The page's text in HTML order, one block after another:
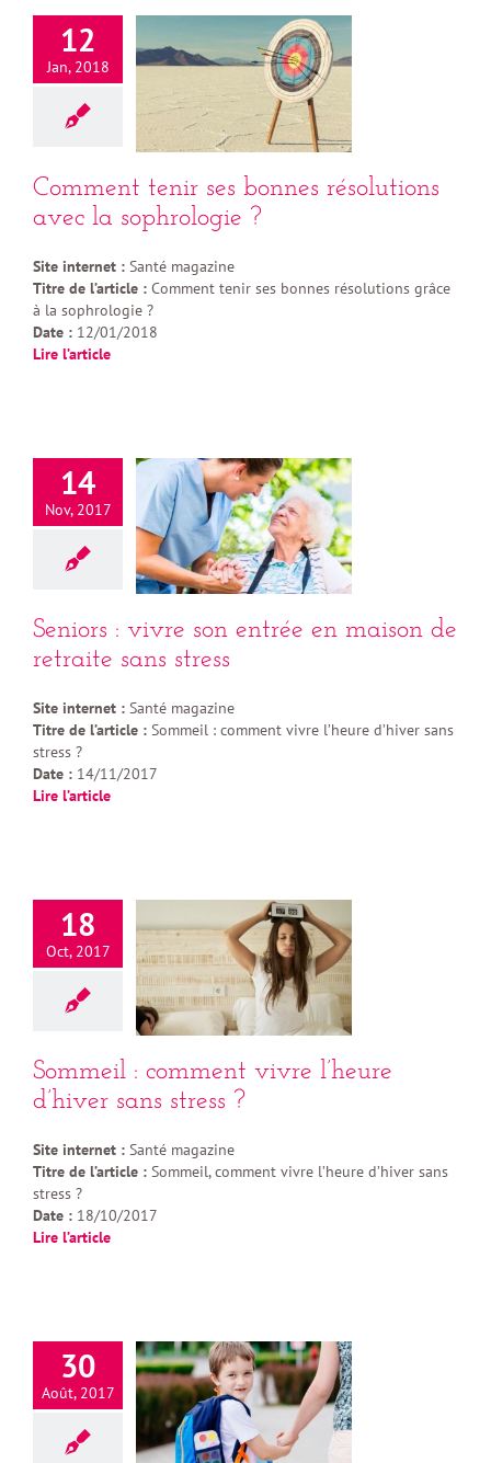
12
Jan, 2018
Comment tenir ses bonnes résolutions
avec la sophrologie ?
Site internet : Santé magazine
Titre de l’article : Comment tenir ses bonnes résolutions grâce
à la sophrologie ?
Date : 12/01/2018
Lire l’article
14
Nov, 2017
Seniors : vivre son entrée en maison de
retraite sans stress
Site internet : Santé magazine
Titre de l’article : Sommeil : comment vivre l’heure d’hiver sans
stress ?
Date : 14/11/2017
Lire l’article
18
Oct, 2017
Sommeil : comment vivre l’heure
d’hiver sans stress ?
Site internet : Santé magazine
Titre de l’article : Sommeil, comment vivre l’heure d’hiver sans
stress ?
Date : 18/10/2017
Lire l’article
30
Août, 2017